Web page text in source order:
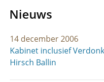
Nieuws
14 december 2006
Kabinet inclusief
Hirsch Ballin